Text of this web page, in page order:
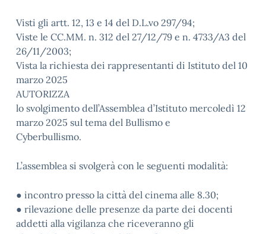
Visti gli artt. 12, 13 e 14 del D.L.vo 297/94;
Viste le CC.MM. n. 312 del 27/12/79 e n. 4733/A3 del
26/11/2003;
Vista la richiesta dei rappresentanti di Istituto del 10
marzo 2025
AUTORIZZA
lo svolgimento dell’Assemblea d’Istituto mercoledì 12
marzo 2025 sul tema del Bullismo e
Cyberbullismo.
L’assemblea si svolgerà con le seguenti modalità:
● incontro presso la città del cinema alle 8.30;
● rilevazione delle presenze da parte dei docenti
addetti alla vigilanza che riceveranno gli